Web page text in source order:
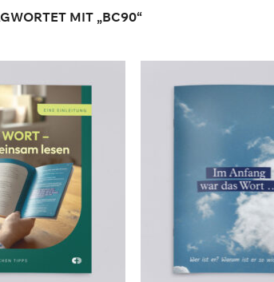
MIT „BC90“
Zum
Merkzettel